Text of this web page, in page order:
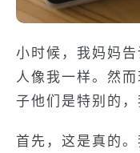
小时候，我妈妈
人像我一样。然
子他们是特别的，
首先，这是真的